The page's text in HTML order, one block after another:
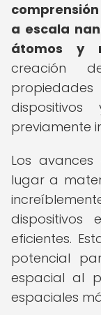
a escala
átomos y
creación
previamente
Los
lugar a
dispositivos
eficientes.
potencial
espacial al
espaciales